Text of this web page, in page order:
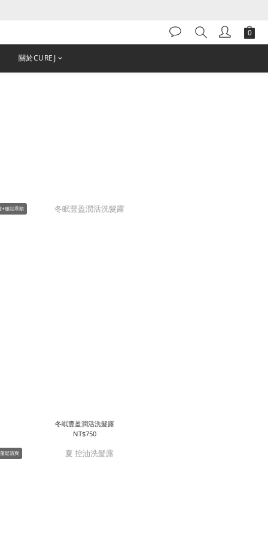
關於CUREJ
+服貼乖順
冬眠豐盈潤活洗髮露
NT$750
鬆清爽